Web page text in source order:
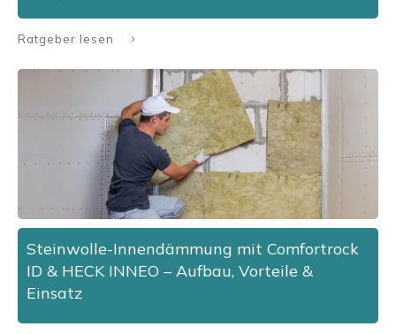
Ratgeber lesen
Steinwolle-Innendämmung mit Comfortrock
ID & HECK INNEO – Aufbau, Vorteile &
Einsatz